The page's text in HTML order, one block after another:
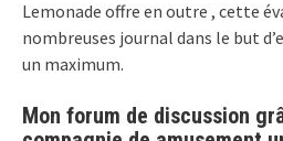
Lemonade offre en outre , cette
nombreuses journal dans le but
un maximum.
Mon forum de discussion